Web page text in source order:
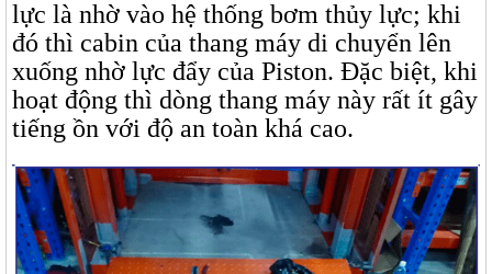
lực là nhờ vào hệ thống bơm thủy lực; khi
đó thì cabin của thang máy di chuyển lên
xuống nhờ lực đẩy của Piston. Đặc biệt, khi
hoạt động thì dòng thang máy này rất ít gây
tiếng ồn với độ an toàn khá cao.